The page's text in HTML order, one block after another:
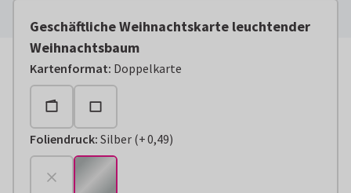
Geschäftliche Weihnachtskarte leuchtender
Weihnachtsbaum
Kartenformat: Doppelkarte
Foliendruck: Silber (
+€ 0,49
+0,49)